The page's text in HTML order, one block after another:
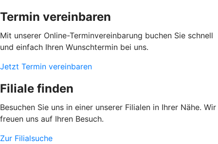
Termin vereinbaren
Mit unserer Online-Terminvereinbarung buchen Sie schnell
und einfach Ihren Wunschtermin bei uns.
Jetzt Termin vereinbaren
Filiale finden
Besuchen Sie uns in einer unserer Filialen in Ihrer Nähe. Wir
freuen uns auf Ihren Besuch.
Zur Filialsuche